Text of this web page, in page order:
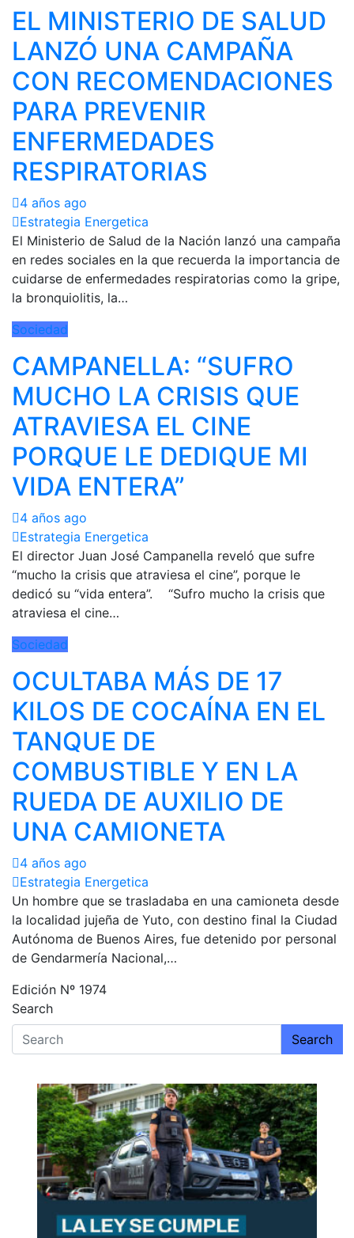
EL MINISTERIO DE SALUD
LANZÓ UNA CAMPAÑA
CON RECOMENDACIONES
PARA PREVENIR
ENFERMEDADES
RESPIRATORIAS
4 años ago
Estrategia Energetica
El Ministerio de Salud de la Nación lanzó una campaña
en redes sociales en la que recuerda la importancia de
cuidarse de enfermedades respiratorias como la gripe,
la bronquiolitis, la…
Sociedad
CAMPANELLA: “SUFRO
MUCHO LA CRISIS QUE
ATRAVIESA EL CINE
PORQUE LE DEDIQUE MI
VIDA ENTERA”
4 años ago
Estrategia Energetica
El director Juan José Campanella reveló que sufre
“mucho la crisis que atraviesa el cine”, porque le
dedicó su “vida entera”. “Sufro mucho la crisis que
atraviesa el cine…
Sociedad
OCULTABA MÁS DE 17
KILOS DE COCAÍNA EN EL
TANQUE DE
COMBUSTIBLE Y EN LA
RUEDA DE AUXILIO DE
UNA CAMIONETA
4 años ago
Estrategia Energetica
Un hombre que se trasladaba en una camioneta desde
la localidad jujeña de Yuto, con destino final la Ciudad
Autónoma de Buenos Aires, fue detenido por personal
de Gendarmería Nacional,…
Edición Nº 1974
Search
Search